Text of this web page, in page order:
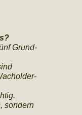
Grund-
sondern